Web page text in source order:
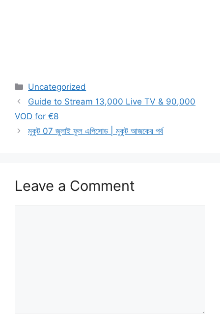
Categories
Uncategorized
Guide to Stream 13,000 Live TV & 90,000
VOD for €8
মুকুট 07 জুলাই ফুল এপিসোড | মুকুট আজকের পর্ব
Leave a Comment